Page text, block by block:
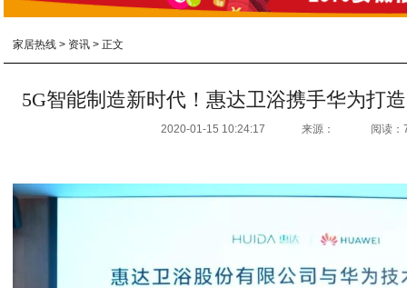
家居热线 > 资讯 > 正文
5G智能制造新时代！惠达卫浴携手华为打
2020-01-15 10:24:17 来源： 阅读：